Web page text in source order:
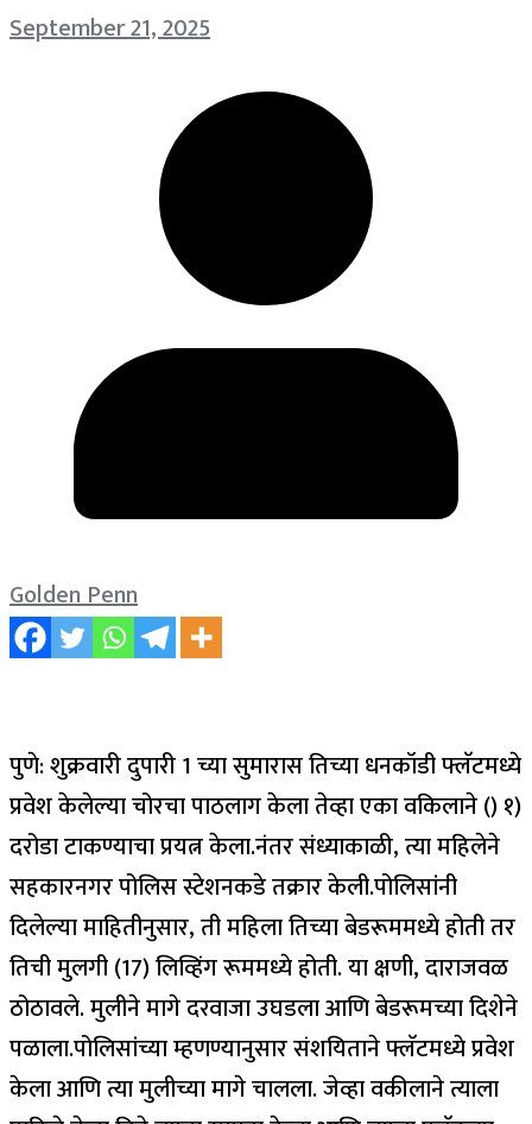
September 21, 2025
Golden Penn
पुणे: शुक्रवारी दुपारी 1 च्या सुमारास तिच्या धनकॉडी फ्लॅटमध्ये
प्रवेश केलेल्या चोरचा पाठलाग केला तेव्हा एका वकिलाने () १)
दरोडा टाकण्याचा प्रयत्न केला.नंतर संध्याकाळी, त्या महिलेने
सहकारनगर पोलिस स्टेशनकडे तक्रार केली.पोलिसांनी
दिलेल्या माहितीनुसार, ती महिला तिच्या बेडरूममध्ये होती तर
तिची मुलगी (17) लिव्हिंग रूममध्ये होती. या क्षणी, दाराजवळ
ठोठावले. मुलीने मागे दरवाजा उघडला आणि बेडरूमच्या दिशेने
पळाला.पोलिसांच्या म्हणण्यानुसार संशयिताने फ्लॅटमध्ये प्रवेश
केला आणि त्या मुलीच्या मागे चालला. जेव्हा वकीलाने त्याला